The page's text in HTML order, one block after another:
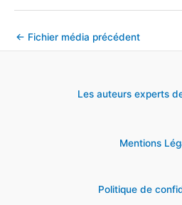
← Fichier média précédent
Les auteurs experts
Mentions
Politique de